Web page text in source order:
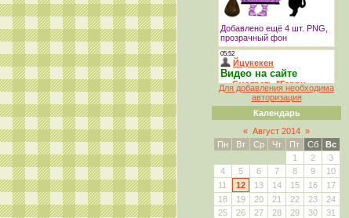
Для добавления необходима
авторизация
Календарь
« Август 2014 »
Пн
Вт Ср Чт Пт Сб
Вс
1
2
3
4
5 6 7 8 9
10
11
12 13 14 15 16
17
18
19 20 21 22 23
24
25
26 27 28 29 30
31